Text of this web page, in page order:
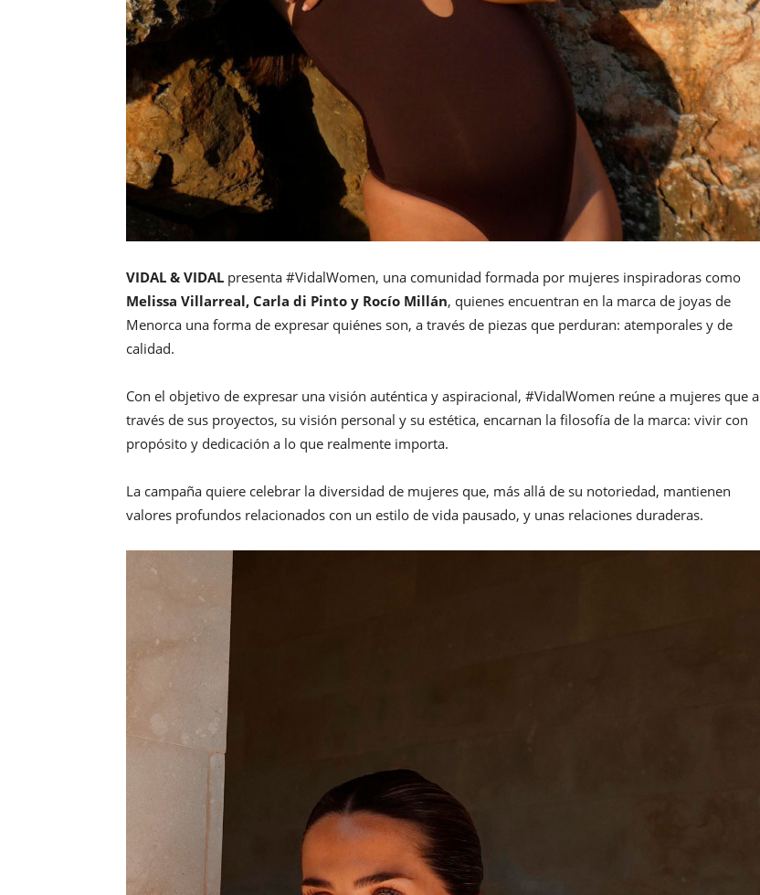
VIDAL & VIDAL presenta #VidalWomen, una comunidad formada por mujeres inspiradoras como
Melissa Villarreal, Carla di Pinto y Rocío Millán, quienes encuentran en la marca de joyas de
Menorca una forma de expresar quiénes son, a través de piezas que perduran: atemporales y de
calidad.
Con el objetivo de expresar una visión auténtica y aspiracional, #VidalWomen reúne a mujeres que a
través de sus proyectos, su visión personal y su estética, encarnan la filosofía de la marca: vivir con
propósito y dedicación a lo que realmente importa.
La campaña quiere celebrar la diversidad de mujeres que, más allá de su notoriedad, mantienen
valores profundos relacionados con un estilo de vida pausado, y unas relaciones duraderas.